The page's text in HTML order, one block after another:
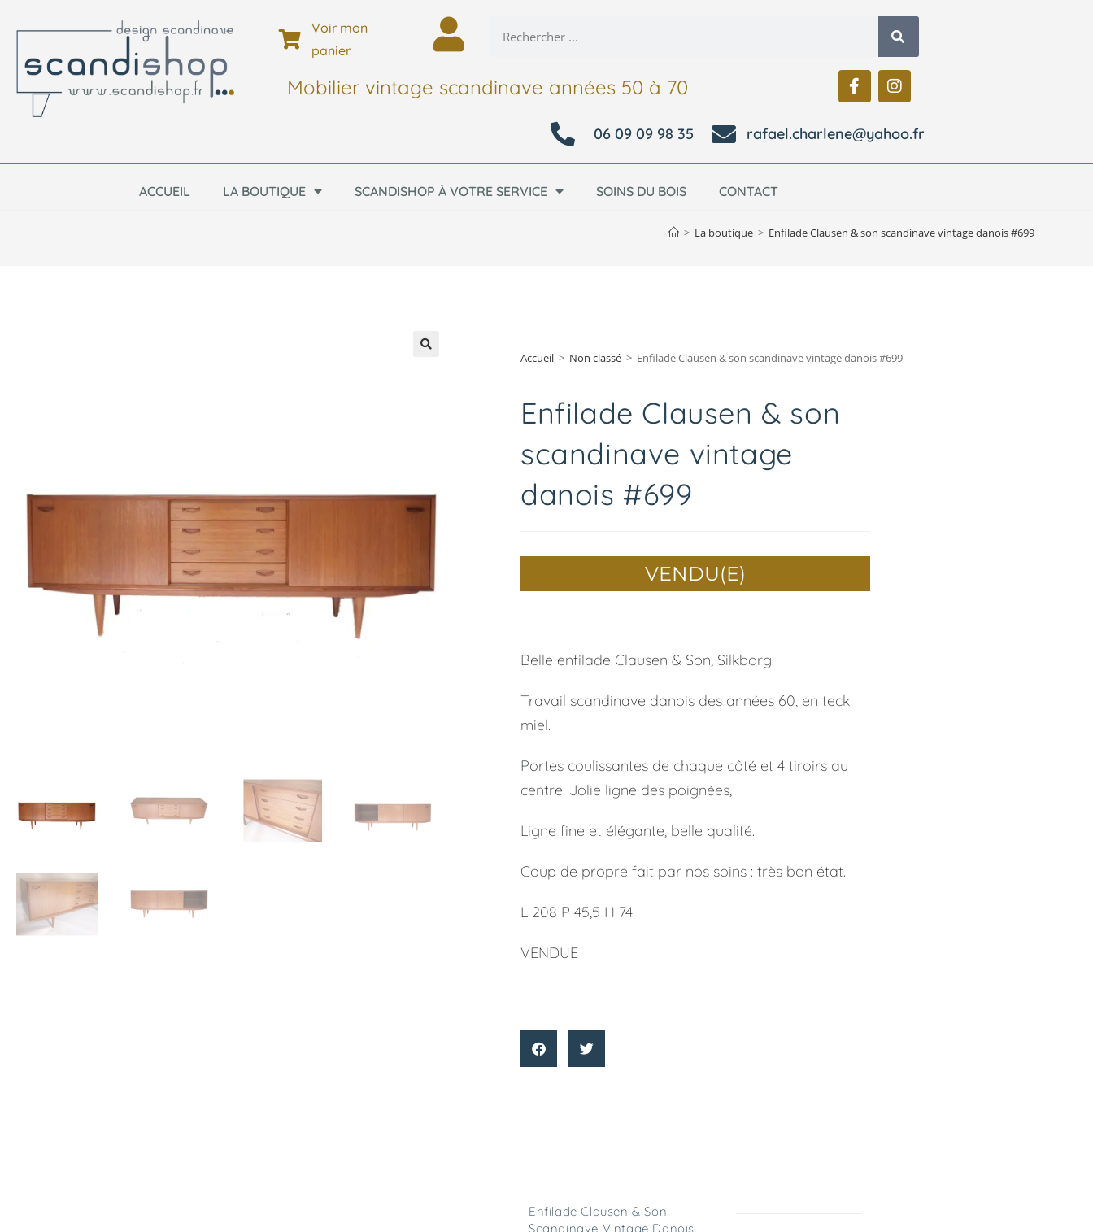
Voir mon
panier
Mobilier vintage scandinave années 50 à 70
06 09 09 98 35 rafael.charlene@yahoo.fr
ACCUEIL LA BOUTIQUE SCANDISHOP À VOTRE SERVICE SOINS DU BOIS CONTACT
> La boutique > Enfilade Clausen & son scandinave vintage danois #699
Accueil > Non classé > Enfilade Clausen & son scandinave vintage danois #699
Enfilade Clausen & son
scandinave vintage
danois #699
VENDU(E)
Belle enfilade Clausen & Son, Silkborg.
Travail scandinave danois des années 60, en teck
miel.
Portes coulissantes de chaque côté et 4 tiroirs au
centre. Jolie ligne des poignées,
Ligne fine et élégante, belle qualité.
Coup de propre fait par nos soins : très bon état.
L 208 P 45,5 H 74
VENDUE
Enfilade Clausen & Son
Scandinave Vintage Danois